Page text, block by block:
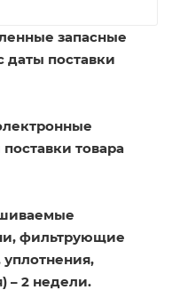
запасные
даты поставки
товара
фильтрующие
– 2 недели.